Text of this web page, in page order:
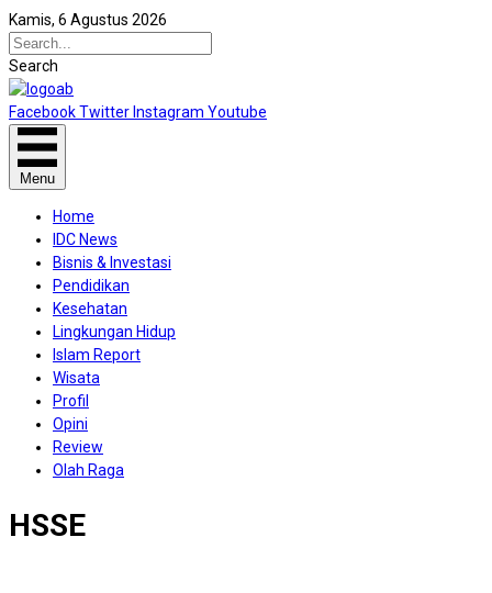
Kamis, 6 Agustus 2026
Search
FacebookTwitter Instagram Youtube
Menu
Home
IDC News
Bisnis & Investasi
Pendidikan
Kesehatan
Lingkungan Hidup
Islam Report
Wisata
Profil
Opini
Review
Olah Raga
HSSE